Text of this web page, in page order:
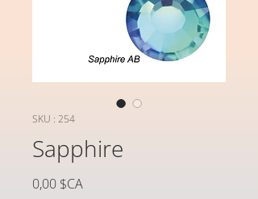
SKU : 254
Sapphire
0,00 $CA